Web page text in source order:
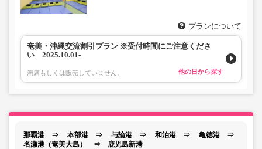
プランについて
奄美・沖縄交流割引プラン ※受付時間にご注意くださ
い 2025.10.01-
満席もしくは販売していません。 他の日から探す
那覇港 ⇒ 本部港 ⇒ 与論港 ⇒ 和泊港 ⇒ 亀徳港 ⇒
名瀬港（奄美大島） ⇒ 鹿児島新港